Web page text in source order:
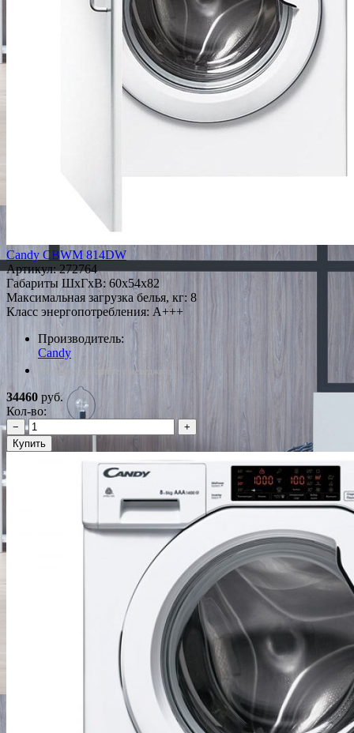
Candy CBWM 814DW
Артикул:272764
Габариты ШxГxВ: 60x54x82
Максимальная загрузка белья, кг: 8
Класс энергопотребления: A+++
Производитель:
Candy
*Наличие уточняйте у менеджера
34460 руб.
Кол-во:
−
+
Купить